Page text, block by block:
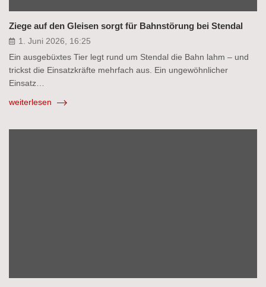
Ziege auf den Gleisen sorgt für Bahnstörung bei Stendal
1. Juni 2026, 16:25
Ein ausgebüxtes Tier legt rund um Stendal die Bahn lahm – und
trickst die Einsatzkräfte mehrfach aus. Ein ungewöhnlicher
Einsatz…
weiterlesen